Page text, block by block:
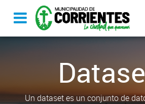
Un dataset es un conjunto de